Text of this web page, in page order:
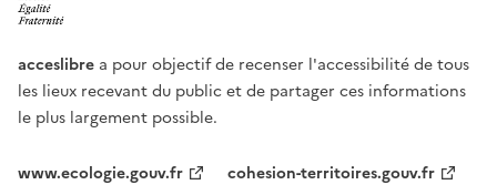
acceslibre a pour objectif de recenser l'accessibilité de tous
les lieux recevant du public et de partager ces informations
le plus largement possible.
www.ecologie.gouv.fr
cohesion-territoires.gouv.fr